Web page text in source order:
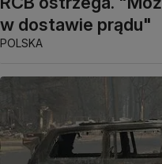
w dostawie prądu"
POLSKA